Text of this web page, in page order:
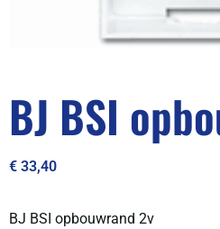
BJ BSI
€ 33,40
BJ BSI opbouwrand 2v